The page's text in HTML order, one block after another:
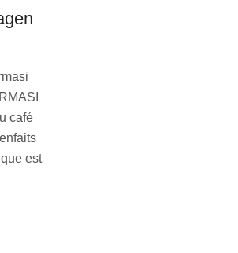
café
est